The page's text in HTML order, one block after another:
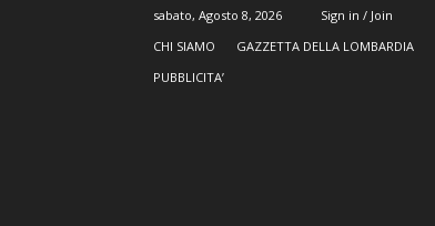
sabato, Agosto 8, 2026
Sign in / Join
CHI SIAMO
GAZZETTA DELLA LOMBARDIA
PUBBLICITA’